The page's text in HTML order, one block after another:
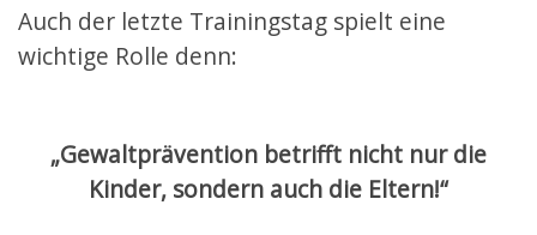
Auch der letzte Trainingstag spielt eine
wichtige Rolle denn:
„Gewaltprävention betrifft nicht nur die
Kinder, sondern auch die Eltern!“